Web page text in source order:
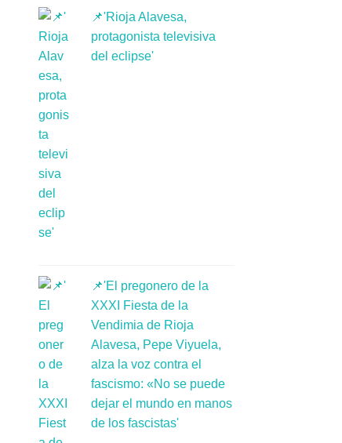
📌'Rioja Alavesa,
protagonista televisiva
del eclipse'
📌'El pregonero de la
XXXI Fiesta de la
Vendimia de Rioja
Alavesa, Pepe Viyuela,
alza la voz contra el
fascismo: «No se puede
dejar el mundo en manos
de los fascistas'